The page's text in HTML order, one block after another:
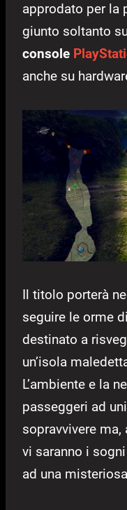
approdato per la
giunto soltanto
console
anche su
Il titolo porterà
seguire le orme
destinato a
un’isola
L’ambiente e la
passeggeri ad
sopravvivere
vi saranno i
ad una